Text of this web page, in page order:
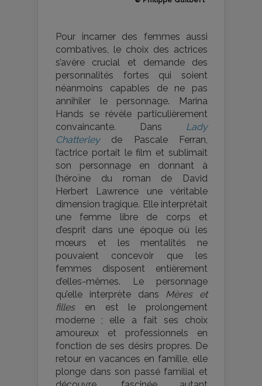
Pour incarner des femmes aussi
combatives, le choix des actrices
s’avère crucial et demande des
personnalités fortes qui soient
néanmoins capables de ne pas
annihiler le personnage. Marina
Hands se révèle particulièrement
convaincante. Dans Lady
Chatterleyde Pascale Ferran,
l’actrice portait le film et sublimait
son personnage en donnant à
l’héroïne du roman de David
Herbert Lawrence une véritable
dimension tragique. Elle interprétait
une femme libre de corps et
d’esprit dans une époque où les
mœurs et les mentalités ne
pouvaient concevoir que les
femmes disposent entièrement
d’elles-mêmes. Le personnage
qu’elle interprète dans Mères et
fillesen est le prolongement
moderne ; elle a fait ses choix
amoureux et professionnels en
fonction de ses désirs propres. De
retour en vacances en famille, elle
plonge dans son passé familial et